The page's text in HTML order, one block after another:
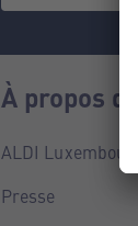
À propos
ALDI Luxembourg
Presse